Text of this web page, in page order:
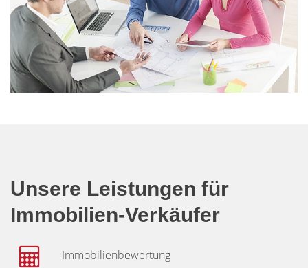
Unsere Leistungen für
Immobilien-Verkäufer
Immobilienbewertung